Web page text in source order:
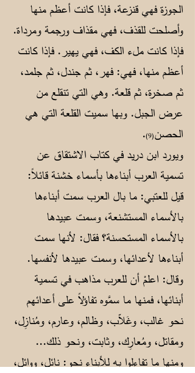
الجوزة فهي قنزعة، فإذا كانت أعظم منها
وأصلحت للقذف، فهي مقذاف ورجمة ومرداة.
فإذا كانت ملء الكف، فهي يهير. فإذا كانت
أعظم منها، فهي: فهر، ثم جندل، ثم جلمد،
ثم صخرة، ثم قلعة. وهي التي تنقلع من
عرض الجبل. وبها سميت القلعة التي هي
الحصن(9)
.
ويورد ابن دريد في كتاب الاشتقاق عن
تسمية العرب أبناءها بأسماء خشنة قائلاً:
قيل للعتبي: ما بال العرب سمت أبناءها
بالأسماء المستشنعة، وسمت عبيدها
بالأسماء المستحسنة؟ فقال: لأنها سمت
أبناءها لأعدائها، وسمت عبيدها لأنفسها.
وقال: اعلمْ أن للعرب مذاهب في تسمية
أبنائها، فمنها ما سمَّوه تفاؤلاً على أعدائهم
نحو غالب، وغَلاّب، وظالم، وعارم، ومُنازِل،
ومقاتل، ومُعارِك، وثابت، ونحو ذلك...
ومنها ما تفاءلوا به للأبناء نحو: نائل، ووائل،